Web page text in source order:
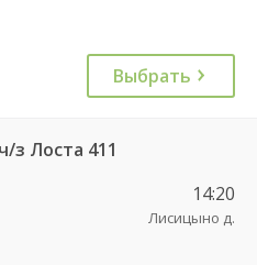
Выбрать
з Лоста 411
14:20
Лисицыно д.